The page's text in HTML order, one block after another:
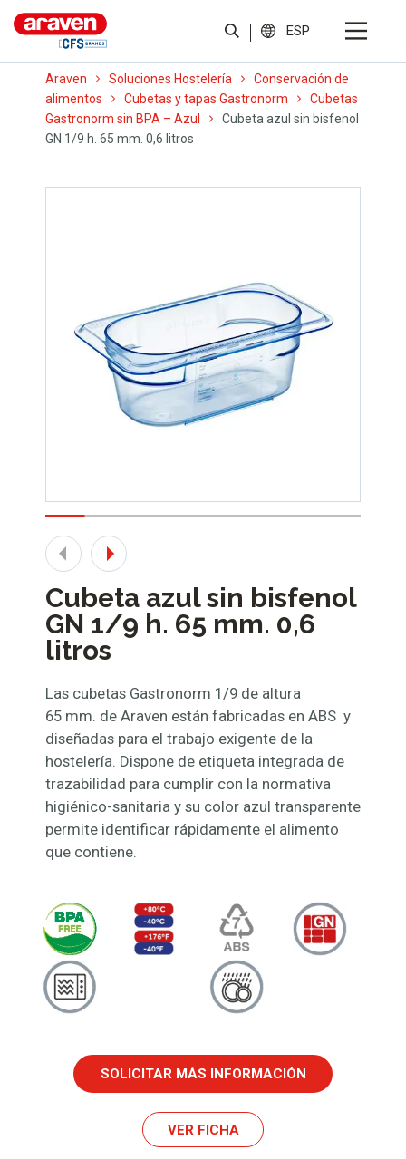
ESP
Araven Soluciones Hostelería
Conservación de
alimentos
Cubetas y tapas Gastronorm
Cubetas
Gastronorm sin BPA – Azul
Cubeta azul sin bisfenol
GN 1/9 h. 65 mm. 0,6 litros
Cubeta azul sin bisfenol
GN 1/9 h. 65 mm. 0,6
litros
Las cubetas Gastronorm 1/9 de altura
65 mm. de Araven están fabricadas en ABS y
diseñadas para el trabajo exigente de la
hostelería. Dispone de etiqueta integrada de
trazabilidad para cumplir con la normativa
higiénico-sanitaria y su color azul transparente
permite identificar rápidamente el alimento
que contiene.
SOLICITAR MÁS INFORMACIÓN
VER FICHA